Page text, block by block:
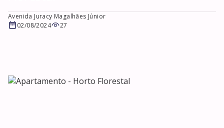
Avenida Juracy Magalhães Júnior
02/08/2024
27